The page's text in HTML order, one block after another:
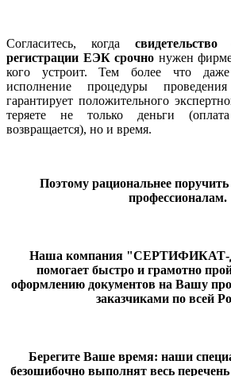
Согласитесь, когда
регистрации ЕЭК срочно нужен
кого устроит. Тем более что
исполнение процедуры
гарантирует положительного
теряете не только деньги
возвращается), но и время.
Поэтому рациональнее
профессионалам.
Наша компания
помогает быстро и грамотно
оформлению документов на Вашу
заказчиками по всей
Берегите Ваше время: наши
безошибочно выполнят весь